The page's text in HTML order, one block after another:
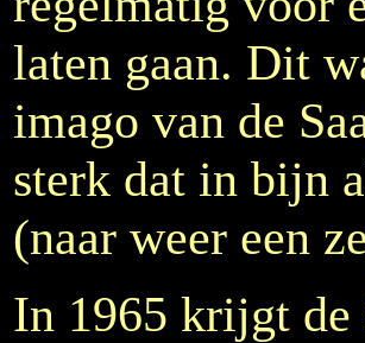
laten gaan. Dit
imago van de
sterk dat in bijn
(naar weer een
In 1965 krijgt de